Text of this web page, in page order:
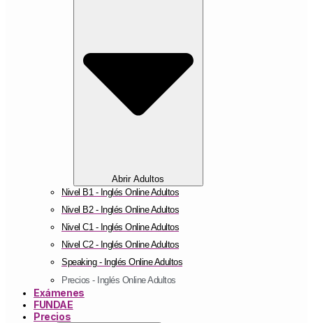
Abrir Adultos
Nivel B1 - Inglés Online Adultos
Nivel B2 - Inglés Online Adultos
Nivel C1 - Inglés Online Adultos
Nivel C2 - Inglés Online Adultos
Speaking - Inglés Online Adultos
Precios - Inglés Online Adultos
Exámenes
FUNDAE
Precios